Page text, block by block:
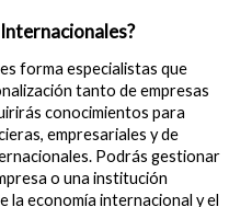
forma especialistas que
tanto de empresas
conocimientos para
empresariales y de
Podrás gestionar
o una institución
la economía internacional y el